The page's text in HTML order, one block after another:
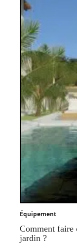
Équipement
Comment faire
jardin ?